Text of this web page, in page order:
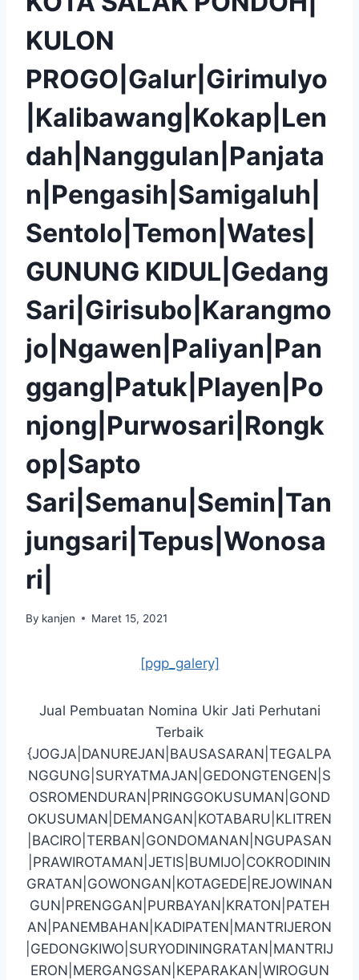
KULON
PROGO|Galur|Girimulyo
|Kalibawang|Kokap|Len
dah|Nanggulan|Panjata
n|Pengasih|Samigaluh|
Sentolo|Temon|Wates|
GUNUNG KIDUL|Gedang
Sari|Girisubo|Karangmo
jo|Ngawen|Paliyan|Pan
ggang|Patuk|Playen|Po
njong|Purwosari|Rongk
op|Sapto
Sari|Semanu|Semin|Tan
jungsari|Tepus|Wonosa
ri|
By kanjen Maret 15, 2021
[pgp_galery]
Jual Pembuatan Nomina Ukir Jati Perhutani
Terbaik
{JOGJA|DANUREJAN|BAUSASARAN|TEGALPA
NGGUNG|SURYATMAJAN|GEDONGTENGEN|S
OSROMENDURAN|PRINGGOKUSUMAN|GOND
OKUSUMAN|DEMANGAN|KOTABARU|KLITREN
|BACIRO|TERBAN|GONDOMANAN|NGUPASAN
|PRAWIROTAMAN|JETIS|BUMIJO|COKRODININ
GRATAN|GOWONGAN|KOTAGEDE|REJOWINAN
GUN|PRENGGAN|PURBAYAN|KRATON|PATEH
AN|PANEMBAHAN|KADIPATEN|MANTRIJERON
|GEDONGKIWO|SURYODININGRATAN|MANTRIJ
ERON|MERGANGSAN|KEPARAKAN|WIROGUN